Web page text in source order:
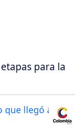
para la